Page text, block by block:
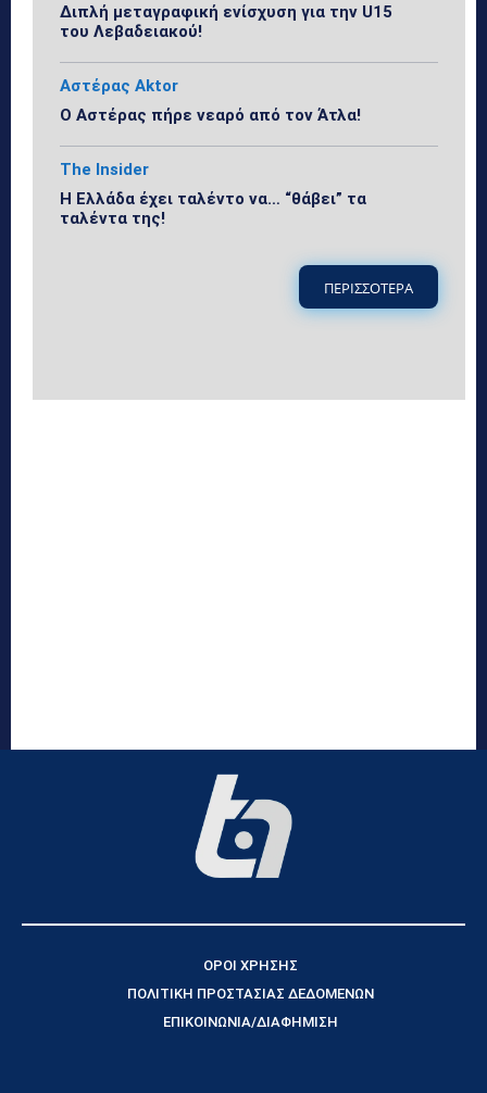
Διπλή μεταγραφική ενίσχυση για την U15
του Λεβαδειακού!
Αστέρας Aktor
Ο Αστέρας πήρε νεαρό από τον Άτλα!
The Insider
Η Ελλάδα έχει ταλέντο να… “θάβει” τα
ταλέντα της!
ΠΕΡΙΣΣΟΤΕΡΑ
ΟΡΟΙ ΧΡΗΣΗΣ
ΠΟΛΙΤΙΚΗ ΠΡΟΣΤΑΣΙΑΣ ΔΕΔΟΜΕΝΩΝ
ΕΠΙΚΟΙΝΩΝΙΑ/ΔΙΑΦΗΜΙΣΗ